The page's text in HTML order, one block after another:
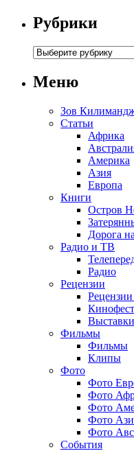
Рубрики
Меню
Зов
Статьи
Африка
Америка
Азия
Европа
Книги
Остров
Дорога
Радио и ТВ
Радио
Рецензии
Выставки
Фильмы
Фильмы
Клипы
Фото
Фото
Фото
Фото
Фото
Фото
События